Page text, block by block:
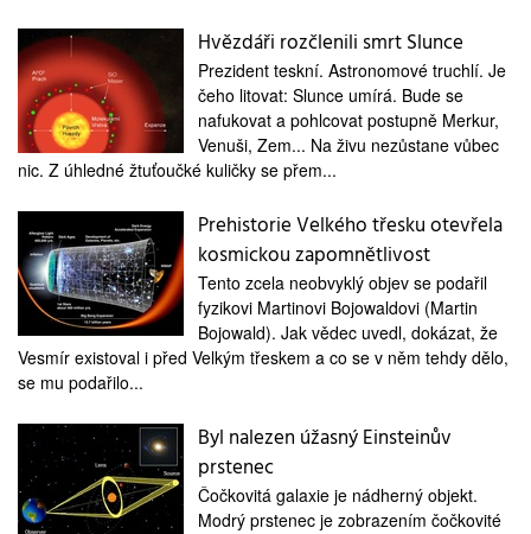
Hvězdáři rozčlenili smrt Slunce
Prezident teskní. Astronomové truchlí. Je
čeho litovat: Slunce umírá. Bude se
nafukovat a pohlcovat postupně Merkur,
Venuši, Zem... Na živu nezůstane vůbec
nic. Z úhledné žtuťoučké kuličky se přem...
Prehistorie Velkého třesku otevřela
kosmickou zapomnětlivost
Tento zcela neobvyklý objev se podařil
fyzikovi Martinovi Bojowaldovi (Martin
Bojowald). Jak vědec uvedl, dokázat, že
Vesmír existoval i před Velkým třeskem a co se v něm tehdy dělo,
se mu podařilo...
Byl nalezen úžasný Einsteinův
prstenec
Čočkovitá galaxie je nádherný objekt.
Modrý prstenec je zobrazením čočkovité